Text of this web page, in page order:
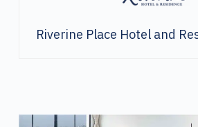
Riverine Place Hotel and